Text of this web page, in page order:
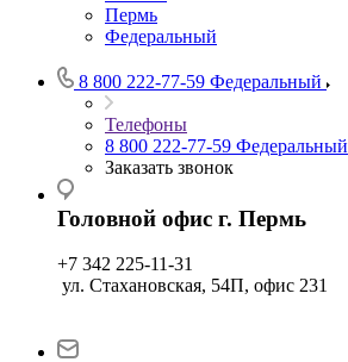
Пермь
Федеральный
8 800 222-77-59 Федеральный
Телефоны
8 800 222-77-59 Федеральный
Заказать звонок
Головной офис г. Пермь
+7 342 225-11-31
ул. Стахановская, 54П, офис 231